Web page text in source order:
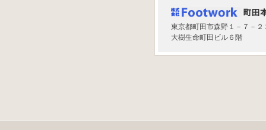
東京都町田市森野１－７－２
大樹生命町田ビル６階